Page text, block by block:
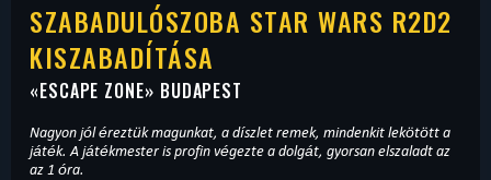
SZABADULÓSZOBA STAR WARS R2D2
KISZABADÍTÁSA
«ESCAPE ZONE» BUDAPEST
Nagyon jól éreztük magunkat, a díszlet remek, mindenkit lekötött a
játék. A játékmester is profin végezte a dolgát, gyorsan elszaladt az
az 1 óra.